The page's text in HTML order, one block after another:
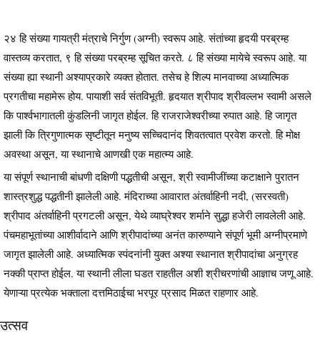
२४ हि संख्या गायत्री मंत्राचे निर्गुण (अग्नी) स्वरूप आहे. संतांच्या हृदयी परब्रम्ह
वास्तव्य करतात, ९ हि संख्या परब्रम्ह सूचित करते. ८ हि संख्या मायेचे स्वरूप आहे. या
संख्या ह्या स्थानी अश्याप्रकारे व्यक्त होतात. तसेच हे शिल्प मानवाच्या अध्यात्मिक
प्रगतीचा महामेरू होय. पायाशी सर्व संतविभूती. हृदयात श्रीपाद श्रीवल्लभ स्वामी असले
कि पार्श्वभागातली कुंडलिनी जागृत होईल. हि राजराजेश्वरीच्या रुपात आहे. हि जागृत
झाली कि त्रिगुणात्मक सृष्टीतून मनुष्य सच्चिदानंद शिवतत्वात प्रवेश करतो. हि मोक्ष
अवस्था असून, या स्थानाचे आणखी एक महात्म्य आहे.
या संपूर्ण स्थानाची बांधणी दक्षिणी पद्धतीची असून, श्री स्वामीजींच्या कटाक्षाने पुरातन
शास्त्रशुद्ध पद्धतीनी झालेली आहे. मंदिराच्या आवारात अंतर्वाहिनी नदी, (सरस्वती)
श्रीपाद अंतर्वाहिनी प्रगटली असून, येथे व्याघ्रेश्वर शर्माने सुद्धा हजेरी लावलेली आहे.
पंचमहाभूतांच्या आशीर्वादाने आणि श्रीपादांच्या अनंत कारुण्याने संपूर्ण भूमी अग्नीप्रमाणे
जागृत झालेली आहे. अध्यात्मिक स्पंदनांनी युक्त अश्या स्थानात श्रीपादांचा अनुग्रह
नक्की प्राप्त होईल. या स्थानी लीला घडत राहतील अशी श्रीचरणांची आज्ञाच जणू आहे.
येणाऱ्या प्रत्येक भक्ताला दत्तमिठाईचा भरपूर प्रसाद मिळत राहणार आहे.
उत्सव